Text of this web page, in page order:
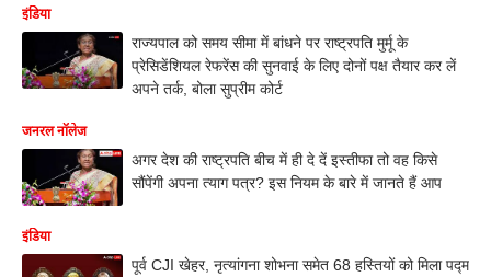
इंडिया
राज्यपाल को समय सीमा में बांधने पर राष्ट्रपति मुर्मू के
प्रेसिडेंशियल रेफरेंस की सुनवाई के लिए दोनों पक्ष तैयार कर लें
अपने तर्क, बोला सुप्रीम कोर्ट
जनरल नॉलेज
अगर देश की राष्ट्रपति बीच में ही दे दें इस्तीफा तो वह किसे
सौंपेंगी अपना त्याग पत्र? इस नियम के बारे में जानते हैं आप
इंडिया
पूर्व CJI खेहर, नृत्यांगना शोभना समेत 68 हस्तियों को मिला पद्म